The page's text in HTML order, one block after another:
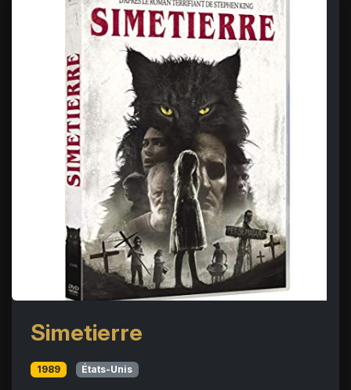
Simetierre
1989 États-Unis